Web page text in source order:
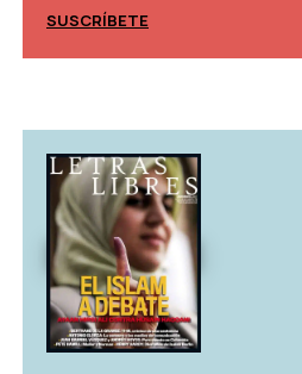
SUSCRÍBETE